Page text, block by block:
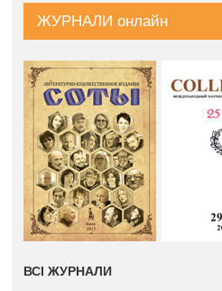
ЖУРНАЛИ онлайн
ВСІ ЖУРНАЛИ